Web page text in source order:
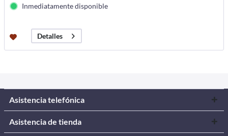
Inmediatamente disponible
Detalles
Asistencia telefónica
Asistencia de tienda